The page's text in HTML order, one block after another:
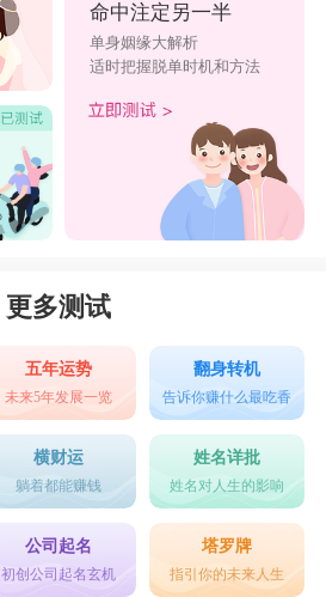
命中注定另一半
单身姻缘大解析
适时把握脱单时机和方法
更多测试
五年运势
未来5年发展一览
翻身转机
告诉你赚什么最吃香
横财运
躺着都能赚钱
姓名详批
姓名对人生的影响
公司起名
初创公司起名玄机
塔罗牌
指引你的未来人生